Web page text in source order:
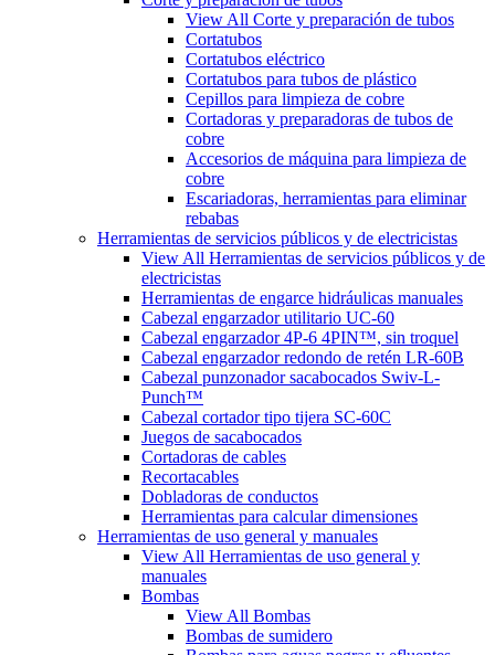
View All Corte y preparación de tubos
Cortatubos
Cortatubos eléctrico
Cortatubos para tubos de plástico
Cepillos para limpieza de cobre
Cortadoras y preparadoras de tubos de
cobre
Accesorios de máquina para limpieza de
cobre
Escariadoras, herramientas para eliminar
rebabas
Herramientas de servicios públicos y de electricistas
View All Herramientas de servicios públicos y de
electricistas
Herramientas de engarce hidráulicas manuales
Cabezal engarzador utilitario UC-60
Cabezal engarzador 4P-6 4PIN™, sin troquel
Cabezal engarzador redondo de retén LR-60B
Cabezal punzonador sacabocados Swiv-L-
Punch™
Cabezal cortador tipo tijera SC-60C
Juegos de sacabocados
Cortadoras de cables
Recortacables
Dobladoras de conductos
Herramientas para calcular dimensiones
Herramientas de uso general y manuales
View All Herramientas de uso general y
manuales
Bombas
View All Bombas
Bombas de sumidero